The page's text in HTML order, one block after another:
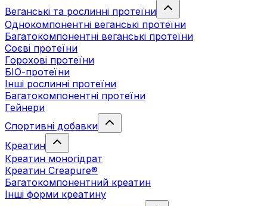
Веганські та рослинні протеїни
Однокомпонентні веганські протеїни
Багатокомпонентні веганські протеїни
Cоєві протеїни
Горохові протеїни
БІО-протеїни
Інші рослинні протеїни
Багатокомпонентні протеїни
Гейнери
Спортивні добавки
Креатин
Креатин моногідрат
Креатин Creapure®
Багатокомпонентний креатин
Інші форми креатину